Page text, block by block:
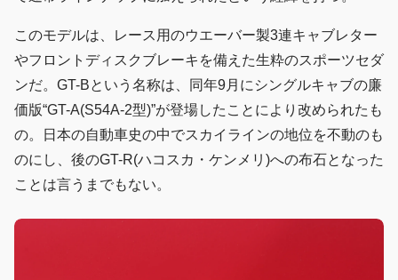
このモデルは、レース用のウエーバー製3連キャブレター
やフロントディスクブレーキを備えた生粋のスポーツセダ
ンだ。GT-Bという名称は、同年9月にシングルキャブの廉
価版“GT-A(S54A-2型)”が登場したことにより改められたも
の。日本の自動車史の中でスカイラインの地位を不動のも
のにし、後のGT-R(ハコスカ・ケンメリ)への布石となった
ことは言うまでもない。